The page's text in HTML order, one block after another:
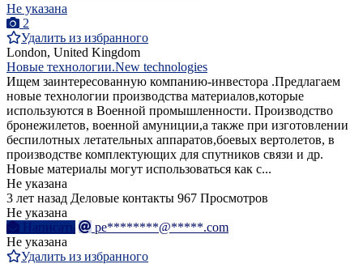
Не указана
2
Удалить из избранного
London, United Kingdom
Новые технологии.New technologies
Ищем заинтересованную компанию-инвестора .Предлагаем
новые технологии производства материалов,которые
используются в Военной промышленности. Производство
бронежилетов, военной амуниции,а также при изготовлении
беспилотных летательных аппаратов,боевых вертолетов, в
производстве комплектующих для спутников связи и др.
Новые материалы могут использоваться как с...
Не указана
3 лет назад Деловые контакты 967 Просмотров
Не указана
Написать
pe********@*****.com
Не указана
Удалить из избранного